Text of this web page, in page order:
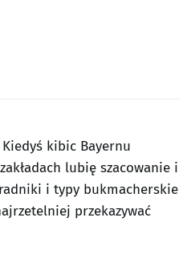
kibic Bayernu
lubię szacowanie i
i typy bukmacherskie
przekazywać